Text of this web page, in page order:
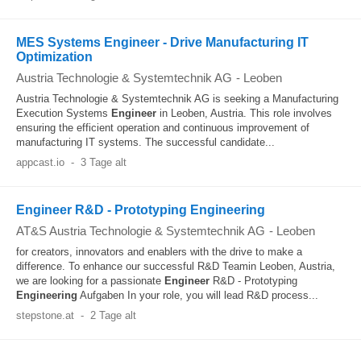
MES Systems Engineer - Drive Manufacturing IT
Optimization
Austria Technologie & Systemtechnik AG - Leoben
Austria Technologie & Systemtechnik AG is seeking a Manufacturing
Execution Systems Engineer in Leoben, Austria. This role involves
ensuring the efficient operation and continuous improvement of
manufacturing IT systems. The successful candidate...
appcast.io - 3 Tage alt
Engineer R&D - Prototyping Engineering
AT&S Austria Technologie & Systemtechnik AG - Leoben
for creators, innovators and enablers with the drive to make a
difference. To enhance our successful R&D Teamin Leoben, Austria,
we are looking for a passionate Engineer R&D - Prototyping
Engineering Aufgaben In your role, you will lead R&D process...
stepstone.at - 2 Tage alt